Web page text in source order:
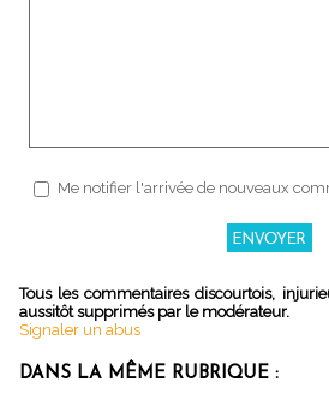
Me notifier l'arrivée de nouveaux
Tous les commentaires discourtois,
aussitôt supprimés par le modérateur.
Signaler un abus
DANS LA MÊME RUBRIQUE :